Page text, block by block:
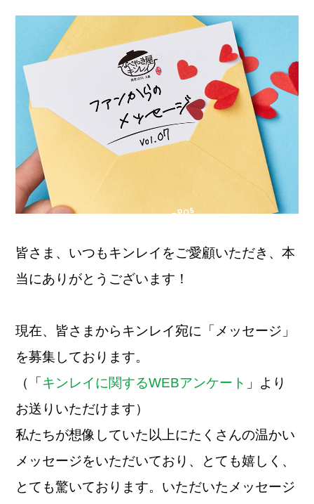
皆さま、いつもキンレイをご愛顧いただき、本
当にありがとうございます！
現在、皆さまからキンレイ宛に「メッセージ」
を募集しております。
（「キンレイに関するWEBアンケート 」より
お送りいただけます）
私たちが想像していた以上にたくさんの温かい
メッセージをいただいており、とても嬉しく、
とても驚いております。いただいたメッセージ